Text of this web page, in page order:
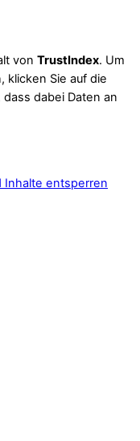
von TrustIndex. Um
klicken Sie auf die
dabei Daten an
Inhalte entsperren